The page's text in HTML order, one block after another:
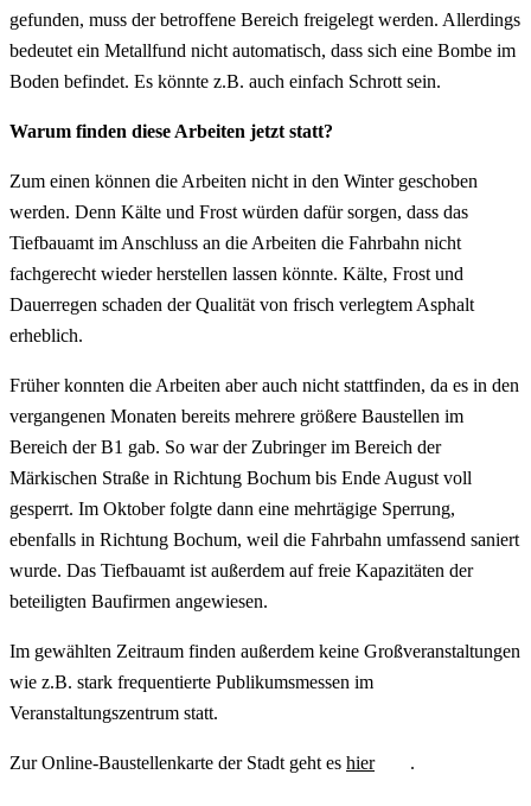
gefunden, muss der betroffene Bereich freigelegt werden. Allerdings
bedeutet ein Metallfund nicht automatisch, dass sich eine Bombe im
Boden befindet. Es könnte z.B. auch einfach Schrott sein.
Warum finden diese Arbeiten jetzt statt?
Zum einen können die Arbeiten nicht in den Winter geschoben
werden. Denn Kälte und Frost würden dafür sorgen, dass das
Tiefbauamt im Anschluss an die Arbeiten die Fahrbahn nicht
fachgerecht wieder herstellen lassen könnte. Kälte, Frost und
Dauerregen schaden der Qualität von frisch verlegtem Asphalt
erheblich.
Früher konnten die Arbeiten aber auch nicht stattfinden, da es in den
vergangenen Monaten bereits mehrere größere Baustellen im
Bereich der B1 gab. So war der Zubringer im Bereich der
Märkischen Straße in Richtung Bochum bis Ende August voll
gesperrt. Im Oktober folgte dann eine mehrtägige Sperrung,
ebenfalls in Richtung Bochum, weil die Fahrbahn umfassend saniert
wurde. Das Tiefbauamt ist außerdem auf freie Kapazitäten der
beteiligten Baufirmen angewiesen.
Im gewählten Zeitraum finden außerdem keine Großveranstaltungen
wie z.B. stark frequentierte Publikumsmessen im
Veranstaltungszentrum statt.
Zur Online-Baustellenkarte der Stadt geht es hier .